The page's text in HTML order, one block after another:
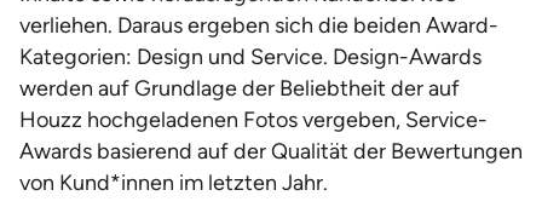
verliehen. Daraus ergeben sich die beiden Award-
Kategorien: Design und Service. Design-Awards
werden auf Grundlage der Beliebtheit der auf
Houzz hochgeladenen Fotos vergeben, Service-
Awards basierend auf der Qualität der Bewertungen
von Kund*innen im letzten Jahr.